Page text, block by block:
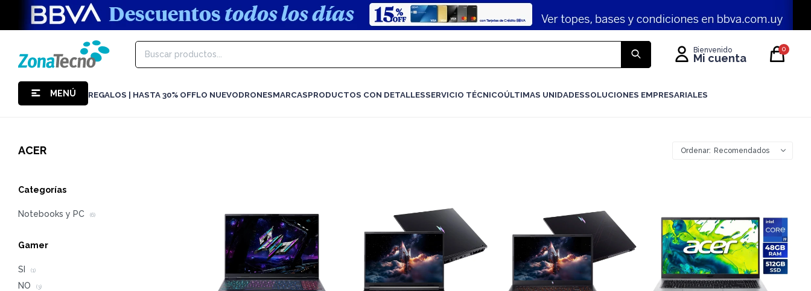
MENÚ REGALOS | HASTA 30% OFFLO NUEVODRONESMARCASPRODUCTOS CON DETALLESSERVICIO TÉCNICOÚLTIMAS UNIDADESSOLUCIONES EMPRESARIALES
0
ACER Recomendados
Categorías
Notebooks y PC (6)
Gamer
SI (1)
NO (3)